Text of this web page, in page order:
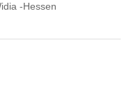
-Hessen